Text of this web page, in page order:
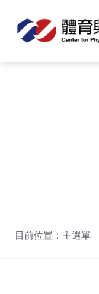
目前位置：主選單